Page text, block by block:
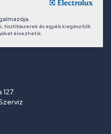
tisztítószerek és egyéb kiegészítők
élvezhetik.